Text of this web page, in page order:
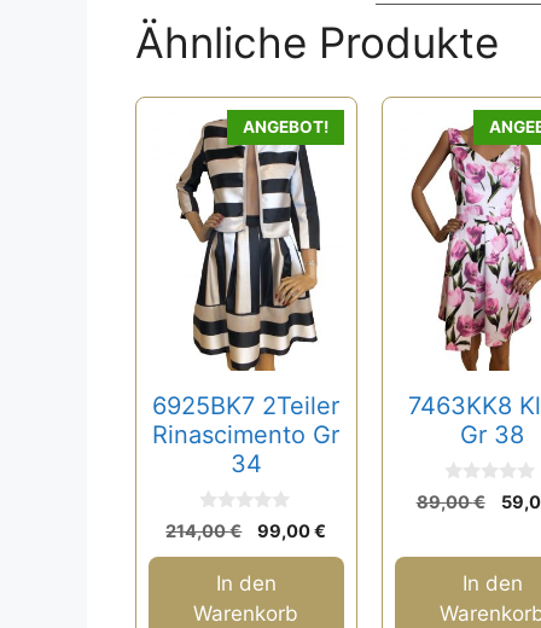
Ähnliche Produkte
ANGEBOT!
6925BK7 2Teiler
Rinascimento Gr
34
0
v
o
214,00€
Ursprünglicher
Preis
war:
214,00 €
99,00€
Preis
In den
Warenkorb
7463KK8
Gr 38
0
v
5
89,00€
war:
In den